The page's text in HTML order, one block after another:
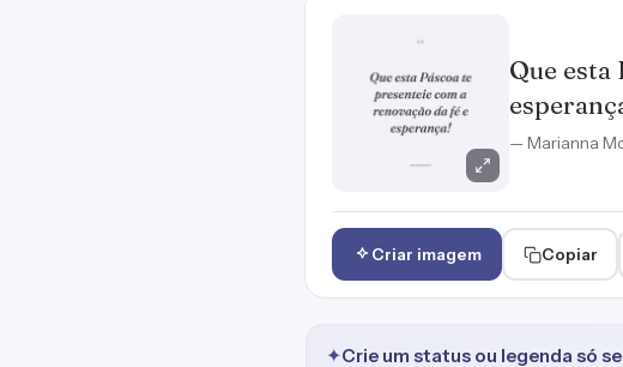
Que esta
— Marianna
Criar imagem Copiar
✦Crie um status ou legenda só